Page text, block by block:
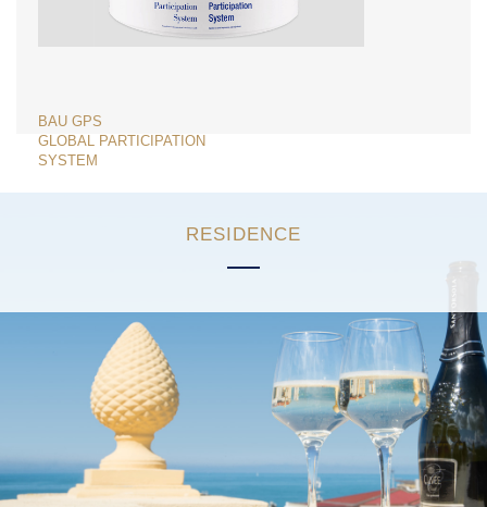
NAVIGAZIONE
ARTICOLI
BAU GPS
GLOBAL PARTICIPATION
SYSTEM
RESIDENCE